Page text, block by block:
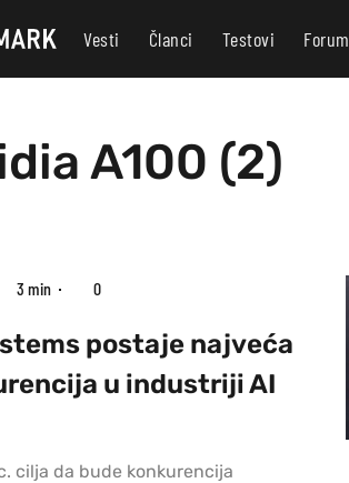
Vesti Članci Testovi Forum
A100 (2)
3 min 0
postaje najveća
u industriji AI
cilja da bude konkurencija